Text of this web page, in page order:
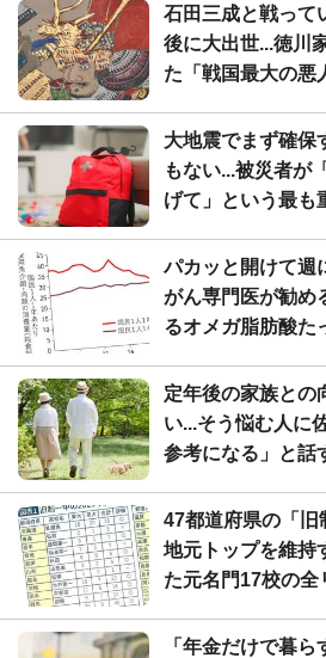
石田三成と戦って
後に大出世...徳川
た「戦国最大の悪
大地震でまず確保
もない...被災者が
げて」という最も
パカッと開けて週
がん専門医が勧め
るオメガ脂肪酸た
定年後の家族との
い...そう悩む人に
参考になる」と話
47都道府県の「旧
地元トップを維持
た元名門17校の全
「年金だけで暮